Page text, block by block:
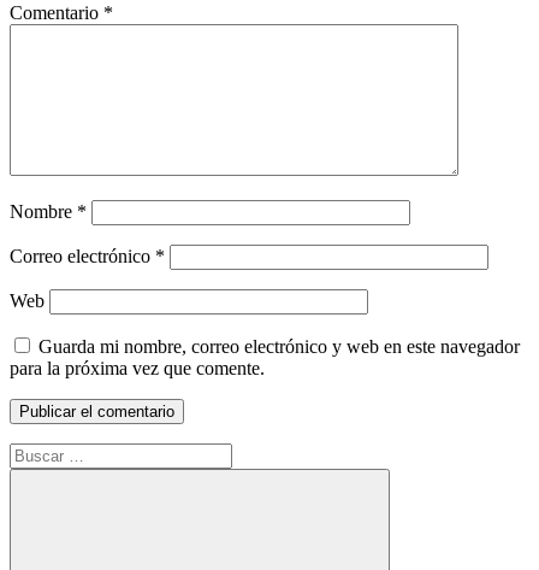
Comentario *
Nombre *
Correo electrónico *
Web
Guarda mi nombre, correo electrónico y web en este navegador
para la próxima vez que comente.
Buscar: